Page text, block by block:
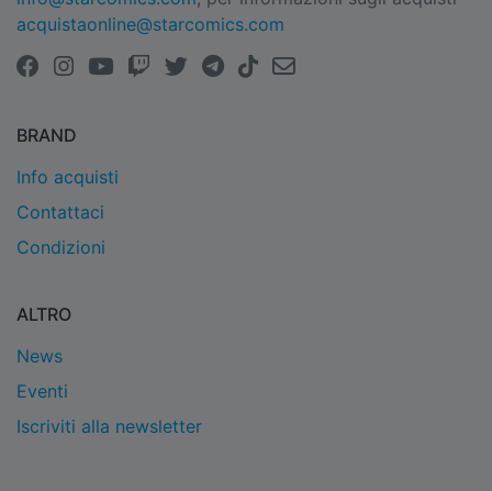
acquistaonline@starcomics.com
BRAND
Info acquisti
Contattaci
Condizioni
ALTRO
News
Eventi
Iscriviti alla newsletter